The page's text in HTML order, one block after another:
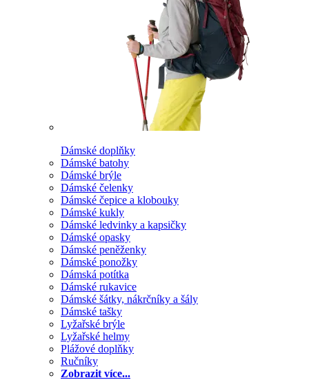
Dámské doplňky
Dámské batohy
Dámské brýle
Dámské čelenky
Dámské čepice a klobouky
Dámské kukly
Dámské ledvinky a kapsičky
Dámské opasky
Dámské peněženky
Dámské ponožky
Dámská potítka
Dámské rukavice
Dámské šátky, nákrčníky a šály
Dámské tašky
Lyžařské brýle
Lyžařské helmy
Plážové doplňky
Ručníky
Zobrazit více...